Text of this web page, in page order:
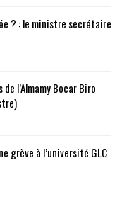
? : le ministre secrétaire
l’Almamy Bocar Biro
grève à l’université GLC